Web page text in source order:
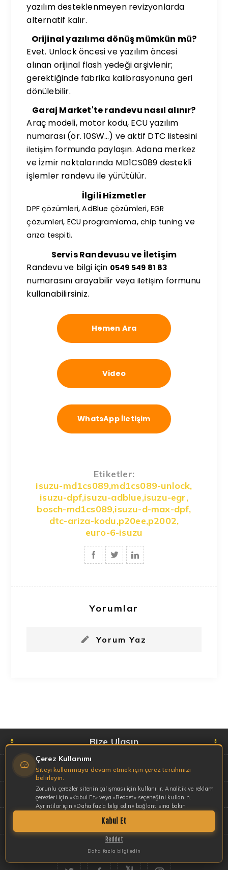
yazılım desteklenmeyen revizyonlarda
alternatif kalır.
Orijinal yazılıma dönüş mümkün mü?
Evet. Unlock öncesi ve yazılım öncesi
alınan orijinal flash yedeği arşivlenir;
gerektiğinde fabrika kalibrasyonuna geri
dönülebilir.
Garaj Market'te randevu nasıl alınır?
Araç modeli, motor kodu, ECU yazılım
numarası (ör. 10SW…) ve aktif DTC listesini
iletişim formunda paylaşın. Adana merkez
ve İzmir noktalarında MD1CS089 destekli
işlemler randevu ile yürütülür.
İlgili Hizmetler
DPF çözümleri,AdBlue çözümleri,EGR
çözümleri, ECU programlama,chip tuning ve
arıza tespiti.
Servis Randevusu ve İletişim
Randevu ve bilgi için 0549 549 81 83
numarasını arayabilir veya iletişim formunu
kullanabilirsiniz.
Hemen Ara
Video
WhatsApp İletişim
Etiketler:
isuzu-md1cs089,md1cs089-unlock,
isuzu-dpf,isuzu-adblue,isuzu-egr,
bosch-md1cs089,isuzu-d-max-dpf,
dtc-ariza-kodu,p20ee,p2002,
euro-6-isuzu
Yorumlar
Yorum Yaz
Bize Ulaşın
Hakkımızda
Hesabım
Haberler
Çerez Kullanımı
Siteyi kullanmaya devam etmek için çerez tercihinizi
belirleyin.
Zorunlu çerezler sitenin çalışması için kullanılır. Analitik ve reklam
çerezleri için «Kabul Et» veya «Reddet» seçeneğini kullanın.
Ayrıntılar için «Daha fazla bilgi edin» bağlantısına bakın.
Kabul Et
Reddet
Daha fazla bilgi edin